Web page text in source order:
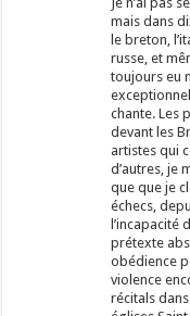
mais dans
le breton,
russe, et
toujours eu
chante. Les
devant les
artistes qui
d’autres, je
que que je
échecs,
l’incapacité
prétexte
obédience
violence
récitals